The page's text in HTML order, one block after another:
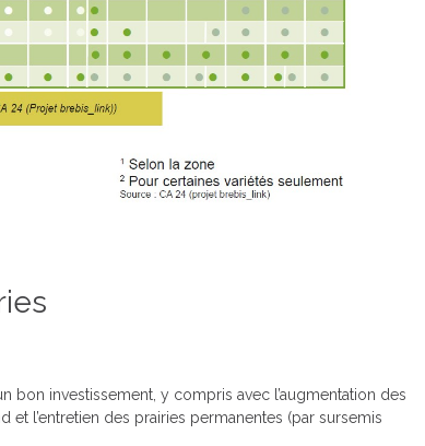
bon investissement, y compris avec l’augmentation des
l’entretien des prairies permanentes (par sursemis